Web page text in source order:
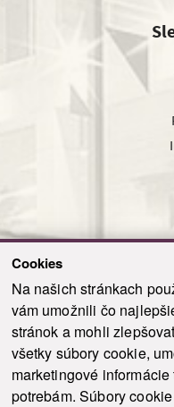
Cookies
Na našich stránkach
vám umožnili čo
stránok a mohli
všetky súbory cookie,
marketingové
potrebám. Súbory